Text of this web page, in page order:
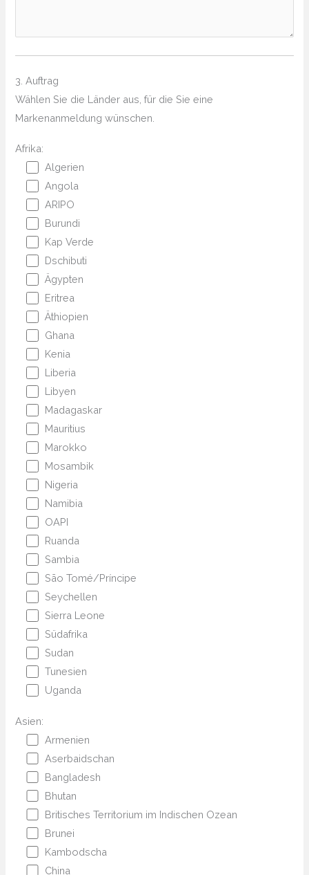
3. Auftrag
Wählen Sie die Länder aus, für die Sie eine
Markenanmeldung wünschen.
Afrika:
Algerien
Angola
ARIPO
Burundi
Kap Verde
Dschibuti
Ägypten
Eritrea
Äthiopien
Ghana
Kenia
Liberia
Libyen
Madagaskar
Mauritius
Marokko
Mosambik
Nigeria
Namibia
OAPI
Ruanda
Sambia
São Tomé/Príncipe
Seychellen
Sierra Leone
Südafrika
Sudan
Tunesien
Uganda
Asien:
Armenien
Aserbaidschan
Bangladesh
Bhutan
Britisches Territorium im Indischen Ozean
Brunei
Kambodscha
China